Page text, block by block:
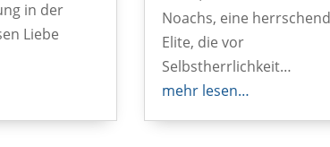
in der
Liebe
Noachs, eine
Elite, die vor
Selbstherrlichkeit…
mehr lesen…